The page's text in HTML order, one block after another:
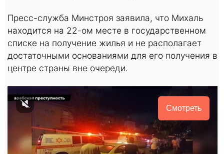
Пресс-служба Минстроя заявила, что Михаль
находится на 22-ом месте в государственном
списке на получение жилья и не располагает
достаточными основаниями для его получения в
центре страны вне очереди.
Смотреть